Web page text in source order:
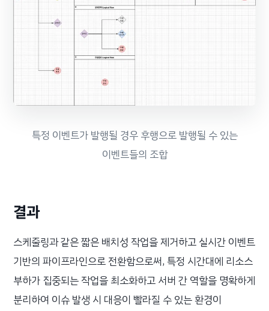
특정 이벤트가 발행될 경우 후행으로 발행될 수 있는
이벤트들의 조합
결과
스케줄링과 같은 짧은 배치성 작업을 제거하고 실시간 이벤트
기반의 파이프라인으로 전환함으로써, 특정 시간대에 리소스
부하가 집중되는 작업을 최소화하고 서버 간 역할을 명확하게
분리하여 이슈 발생 시 대응이 빨라질 수 있는 환경이